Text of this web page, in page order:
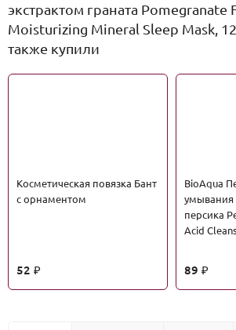
экстрактом граната Pomegranate
Moisturizing Mineral Sleep Mask,
также купили
Косметическая повязка Бант
с орнаментом
52 ₽
BioAqua
умывания
персика
Acid
89 ₽